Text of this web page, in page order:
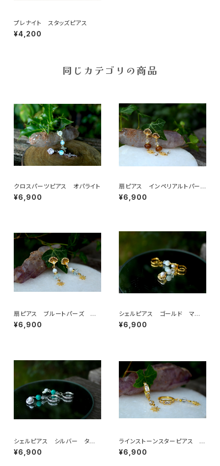
プレナイト スタッズピアス
¥4,200
同じカテゴリの商品
クロスパーツピアス オパライト
¥6,900
扇ピアス インペリアルトパー
ズ 水晶
¥6,900
扇ピアス ブルートパーズ マ
ザーパール
¥6,900
シェルピアス ゴールド マザ
ーオブパール
¥6,900
シェルピアス シルバー ター
コイズ
¥6,900
ラインストーンスターピアス 水
晶
¥6,900